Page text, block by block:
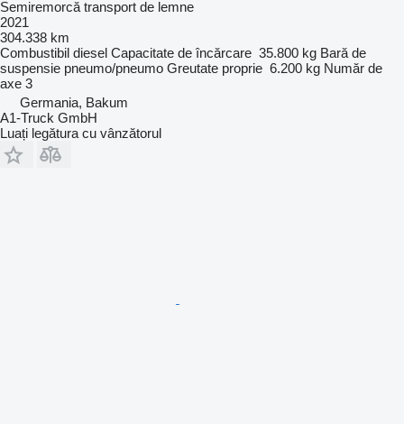
Semiremorcă transport de lemne
2021
304.338 km
Combustibil diesel Capacitate de încărcare 35.800 kg Bară de
suspensie pneumo/pneumo Greutate proprie 6.200 kg Număr de
axe 3
Germania, Bakum
A1-Truck GmbH
Luați legătura cu vânzătorul